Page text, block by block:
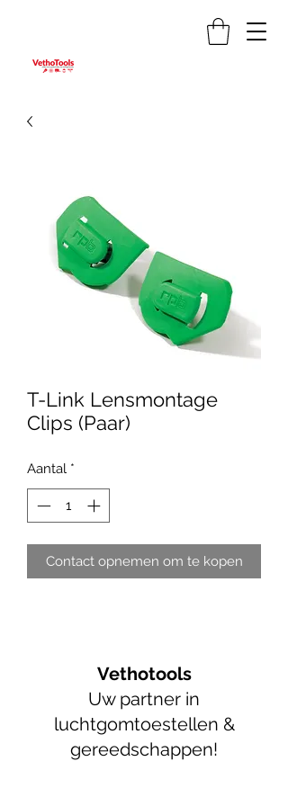
T-Link Lensmontage
Clips (Paar)
Aantal *
Contact opnemen om te kopen
Vethotools
Uw partner in
luchtgomtoestellen &
gereedschappen!